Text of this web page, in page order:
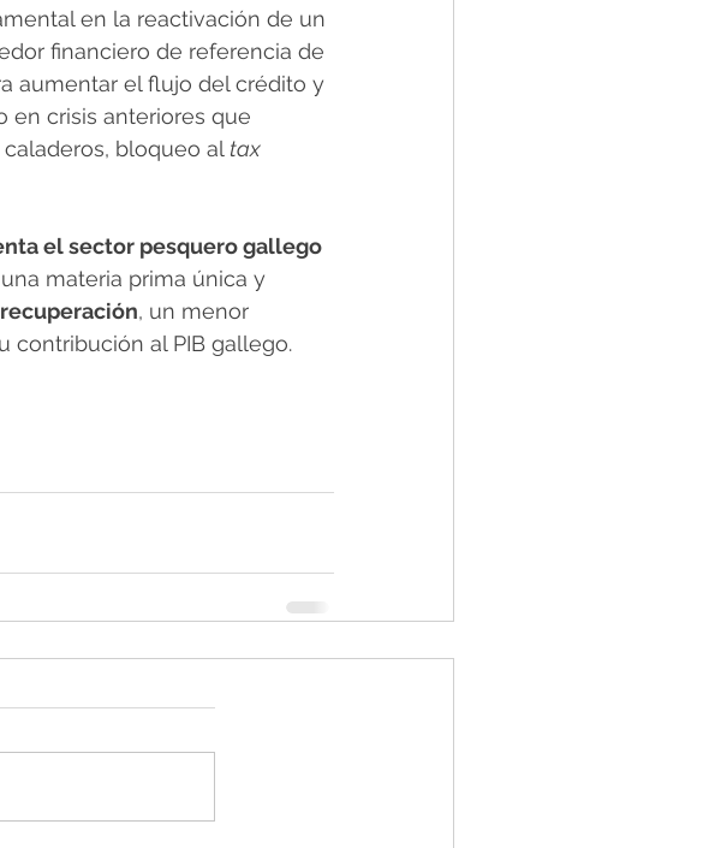
en la reactivación de un
financiero de referencia de
aumentar el flujo del crédito y
en crisis anteriores que
bloqueo al tax
el sector pesquero gallego
materia prima única y
, un menor
al PIB gallego.